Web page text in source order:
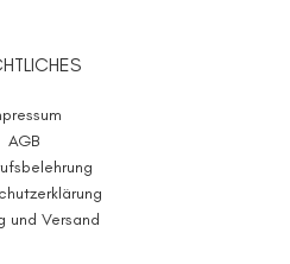
AGB
und Versand